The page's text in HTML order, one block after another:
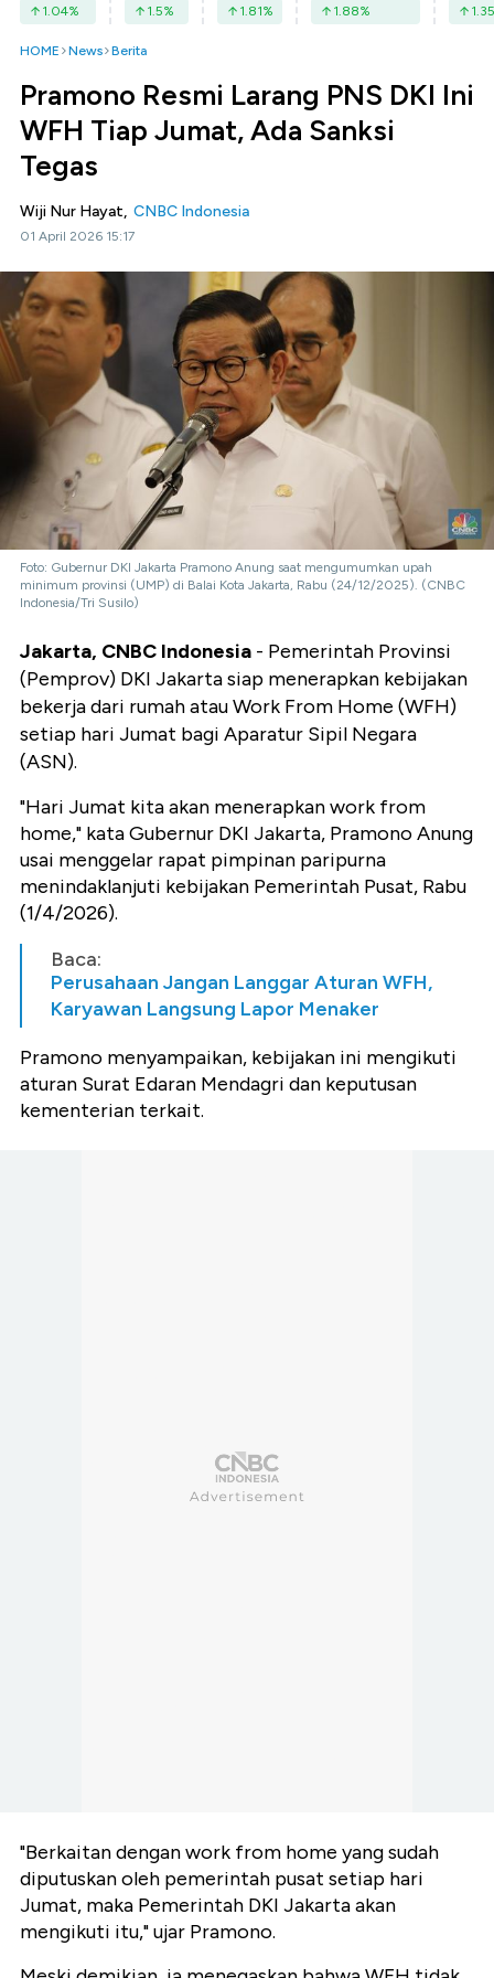
1.04% 1.5% 1.81% 1.88% 1.35
HOME News Berita
Pramono Resmi Larang PNS DKI Ini
WFH Tiap Jumat, Ada Sanksi
Tegas
Wiji Nur Hayat, CNBC Indonesia
01 April 2026 15:17
Foto: Gubernur DKI Jakarta Pramono Anung saat mengumumkan upah
minimum provinsi (UMP) di Balai Kota Jakarta, Rabu (24/12/2025). (CNBC
Indonesia/Tri Susilo)
Jakarta, CNBC Indonesia - Pemerintah Provinsi
(Pemprov) DKI Jakarta siap menerapkan kebijakan
bekerja dari rumah atau Work From Home (WFH)
setiap hari Jumat bagi Aparatur Sipil Negara
(ASN).
"Hari Jumat kita akan menerapkan work from
home," kata Gubernur DKI Jakarta, Pramono Anung
usai menggelar rapat pimpinan paripurna
menindaklanjuti kebijakan Pemerintah Pusat, Rabu
(1/4/2026).
Baca:
Perusahaan Jangan Langgar Aturan WFH,
Karyawan Langsung Lapor Menaker
Pramono menyampaikan, kebijakan ini mengikuti
aturan Surat Edaran Mendagri dan keputusan
kementerian terkait.
"Berkaitan dengan work from home yang sudah
diputuskan oleh pemerintah pusat setiap hari
Jumat, maka Pemerintah DKI Jakarta akan
mengikuti itu," ujar Pramono.